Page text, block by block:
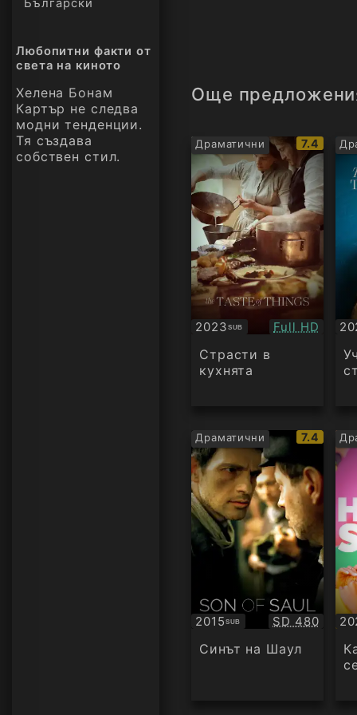
Български
Любопитни факти от
света на киното
Хелена Бонам
Картър не следва
модни тенденции.
Тя създава
собствен стил.
Още
Драматични
IMDb
рейтинг:
7.4
2023SUB
Субтитри Качество:
Full HD
Страсти в
кухнята
Драматични
IMDb
рейтинг:
7.4
2015SUB
Субтитри Качество:
SD 480
Синът на Шаул